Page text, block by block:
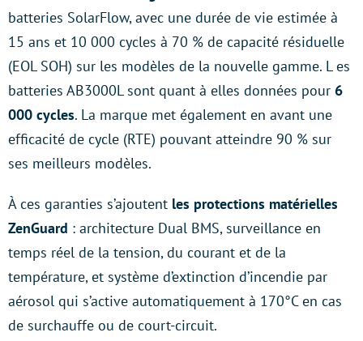
batteries SolarFlow, avec une durée de vie estimée à
15 ans et 10 000 cycles à 70 % de capacité résiduelle
(EOL SOH) sur les modèles de la nouvelle gamme. L es
batteries AB3000L sont quant à elles données pour 6
000 cycles. La marque met également en avant une
efficacité de cycle (RTE) pouvant atteindre 90 % sur
ses meilleurs modèles.
À ces garanties s’ajoutent les protections matérielles
ZenGuard : architecture Dual BMS, surveillance en
temps réel de la tension, du courant et de la
température, et système d’extinction d’incendie par
aérosol qui s’active automatiquement à 170°C en cas
de surchauffe ou de court-circuit.